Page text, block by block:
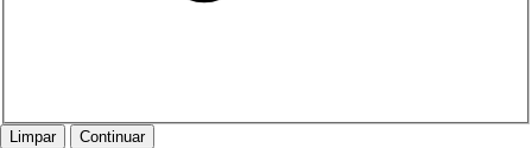
Limpar Continuar